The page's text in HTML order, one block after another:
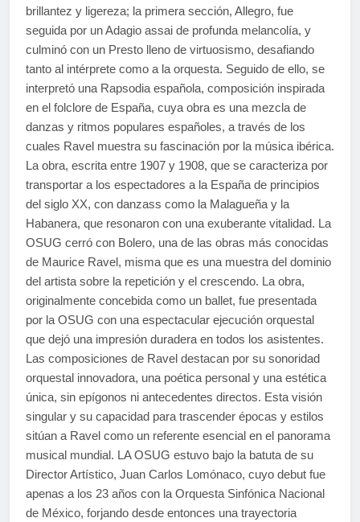
brillantez y ligereza; la primera sección, Allegro, fue
seguida por un Adagio assai de profunda melancolía, y
culminó con un Presto lleno de virtuosismo, desafiando
tanto al intérprete como a la orquesta. Seguido de ello, se
interpretó una Rapsodia española, composición inspirada
en el folclore de España, cuya obra es una mezcla de
danzas y ritmos populares españoles, a través de los
cuales Ravel muestra su fascinación por la música ibérica.
La obra, escrita entre 1907 y 1908, que se caracteriza por
transportar a los espectadores a la España de principios
del siglo XX, con danzass como la Malagueña y la
Habanera, que resonaron con una exuberante vitalidad. La
OSUG cerró con Bolero, una de las obras más conocidas
de Maurice Ravel, misma que es una muestra del dominio
del artista sobre la repetición y el crescendo. La obra,
originalmente concebida como un ballet, fue presentada
por la OSUG con una espectacular ejecución orquestal
que dejó una impresión duradera en todos los asistentes.
Las composiciones de Ravel destacan por su sonoridad
orquestal innovadora, una poética personal y una estética
única, sin epígonos ni antecedentes directos. Esta visión
singular y su capacidad para trascender épocas y estilos
sitúan a Ravel como un referente esencial en el panorama
musical mundial. LA OSUG estuvo bajo la batuta de su
Director Artístico, Juan Carlos Lomónaco, cuyo debut fue
apenas a los 23 años con la Orquesta Sinfónica Nacional
de México, forjando desde entonces una trayectoria